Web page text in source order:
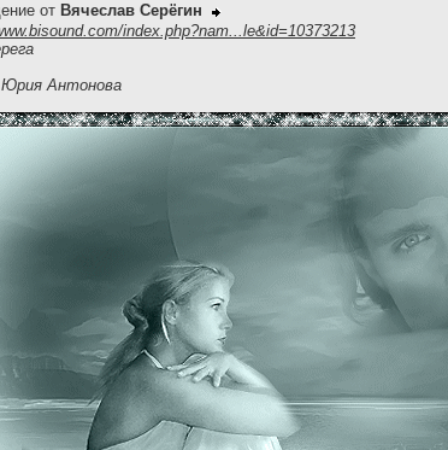
от Вячеслав Серёгин
index.php?nam...le&id=10373213
Юрия Антонова